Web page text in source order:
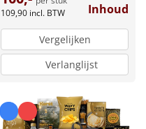
109,90 incl. BTW Inhoud
Vergelijken
Verlanglijst